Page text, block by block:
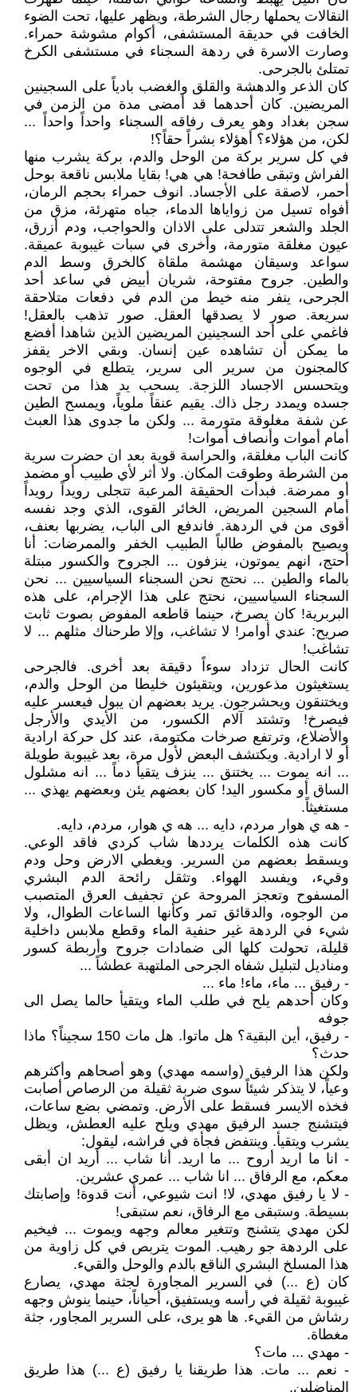
النقالات يحملها رجال الشرطة، ويظهر عليها، تحت الضوء
الخافت في حديقة المستشفى، أكوام مشوشة حمراء.
وصارت الاسرة في ردهة السجناء في مستشفى الكرخ
تمتلئ بالجرحى.
كان الذعر والدهشة والقلق والغضب بادياً على السجينين
المريضين. كان أحدهما قد أمضى مدة من الزمن في
سجن بغداد وهو يعرف رفاقه السجناء واحداً واحداً ...
لكن، من هؤلاء؟ أهؤلاء بشراً حقاً؟!
في كل سرير بركة من الوحل والدم، بركة يشرب منها
الفراش وتبقى طافحة! هي هي! بقايا ملابس ناقعة بوحل
أحمر، لاصقة على الأجساد. انوف حمراء بحجم الرمان،
أفواه تسيل من زواياها الدماء، جباه متهرئة، مزق من
الجلد والشعر تتدلى على الاذان والحواجب، ودم أزرق،
عيون مغلقة متورمة، وأخرى في سبات غيبوبة عميقة.
سواعد وسيقان مهشمة ملقاة كالخرق وسط الدم
والطين. جروح مفتوحة، شريان أبيض في ساعد أحد
الجرحى، ينفر منه خيط من الدم في دفعات متلاحقة
سريعة. صور لا يصدقها العقل. صور تذهب بالعقل!
فاغمي على أحد السجينين المريضين الذين شاهدا أفضع
ما يمكن أن تشاهده عين إنسان. وبقي الاخر يقفز
كالمجنون من سرير الى سرير، يتطلع في الوجوه
ويتحسس الاجساد اللزجة. يسحب يد هذا من تحت
جسده ويمدد رجل ذاك. يقيم عنقاً ملوياً، ويمسح الطين
عن شفة مغلوقة متورمة ... ولكن ما جدوى هذا العبث
أمام أموات وأنصاف أموات!
كانت الباب مغلقة، والحراسة قوية بعد ان حضرت سرية
من الشرطة وطوقت المكان. ولا أثر لأي طبيب أو مضمد
أو ممرضة. فبدأت الحقيقة المرعبة تتجلى رويداً رويداً
أمام السجين المريض، الخائر القوى، الذي وجد نفسه
أقوى من في الردهة. فاندفع الى الباب، يضربها بعنف،
ويصيح بالمفوض طالباً الطبيب الخفر والممرضات: أنا
أحتج، انهم يموتون، ينزفون ... الجروح والكسور مبتلة
بالماء والطين ... نحتج نحن السجناء السياسيين ... نحن
السجناء السياسيين، نحتج على هذا الإجرام، على هذه
البربرية! كان يصرخ، حينما قاطعه المفوض بصوت ثابت
صريح: عندي أوامر! لا تشاغب، وإلا طرحناك مثلهم ... لا
تشاغب!
كانت الحال تزداد سوءاً دقيقة بعد أخرى. فالجرحى
يستغيثون مذعورين، ويتقيئون خليطا من الوحل والدم،
ويختنقون ويحشرجون. يريد بعضهم ان يبول فيعسر عليه
فيصرخ! وتشتد آلام الكسور، من الأيدي والأرجل
والأضلاع، وترتفع صرخات مكتومة، عند كل حركة ارادية
أو لا ارادية. ويكتشف البعض لأول مرة، بعد غيبوبة طويلة
... انه يموت ... يختنق ... ينزف يتقيأ دماً ... انه مشلول
الساق أو مكسور اليد! كان بعضهم يئن وبعضهم يهذي ...
مستغيثاً.
- هه ي هوار مردم، دايه ... هه ي هوار، مردم، دايه.
كانت هذه الكلمات يرددها شاب كردي فاقد الوعي.
ويسقط بعضهم من السرير. ويغطي الارض وحل ودم
وقيء، ويفسد الهواء. وتثقل رائحة الدم البشري
المسفوح وتعجز المروحة عن تجفيف العرق المتصبب
من الوجوه، والدقائق تمر وكأنها الساعات الطوال، ولا
شيء في الردهة غير حنفية الماء وقطع ملابس داخلية
قليلة، تحولت كلها الى ضمادات جروح وأربطة كسور
ومناديل لتبليل شفاه الجرحى الملتهبة عطشاً ...
- رفيق ... ماء، ماء! ماء ...
وكان أحدهم يلح في طلب الماء ويتقيأ حالما يصل الى
جوفه
- رفيق، أين البقية؟ هل ماتوا. هل مات 150 سجيناً؟ ماذا
حدث؟
ولكن هذا الرفيق (واسمه مهدي) وهو أصحاهم وأكثرهم
وعياً، لا يتذكر شيئاً سوى ضربة ثقيلة من الرصاص أصابت
فخذه الايسر فسقط على الأرض. وتمضي بضع ساعات،
فيتشنج جسد الرفيق مهدي ويلح عليه العطش، ويظل
يشرب ويتقيأ. وينتفض فجأة في فراشه، ليقول:
- انا ما اريد أروح ... ما اريد. أنا شاب ... أريد ان أبقى
معكم، مع الرفاق ... انا شاب ... عمري عشرين.
- لا يا رفيق مهدي، لا! انت شيوعي، أنت قدوة! وإصابتك
بسيطة. وستبقى مع الرفاق، نعم ستبقى!
لكن مهدي يتشنج وتتغير معالم وجهه ويموت ... فيخيم
على الردهة جو رهيب. الموت يتربص في كل زاوية من
هذا المسلخ البشري الناقع بالدم والوحل والقيء.
كان (ع ...) في السرير المجاورة لجثة مهدي، يصارع
غيبوبة ثقيلة في رأسه ويستفيق، أحياناً، حينما ينوش وجهه
رشاش من القيء. ها هو يرى، على السرير المجاور، جثة
مغطاة.
- مهدي ... مات؟
- نعم ... مات. هذا طريقنا يا رفيق (ع ...) هذا طريق
المناضلين.